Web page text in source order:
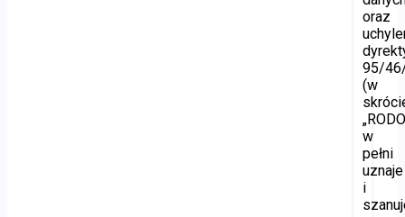
oraz
95/
(w
w
pełni
uznaje
i